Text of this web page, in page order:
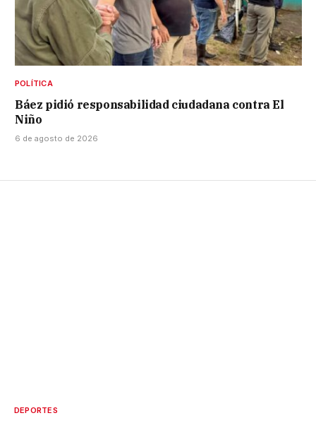
POLÍTICA
Báez pidió responsabilidad ciudadana contra El
Niño
6 de agosto de 2026
DEPORTES